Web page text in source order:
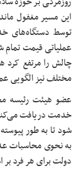
این مسیر مغفول
توسط دستگاه‌های
عملیاتی قیمت
چالش را مرتفع
مختلف نیز الگویی
خدمت دریافت
شود تا به طور
به نحوی محاسبات
دولت برای هر فرد